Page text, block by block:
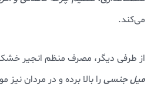
می‌کند.
از طرفی دیگر، مصرف منظم انجیر
میل جنسی را بالا برده و در مردان نیز